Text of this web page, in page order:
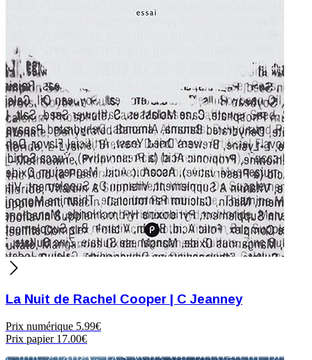
La Nuit de Rachel Cooper | C Jeanney
Prix numérique 5.99€
Prix papier17.00€